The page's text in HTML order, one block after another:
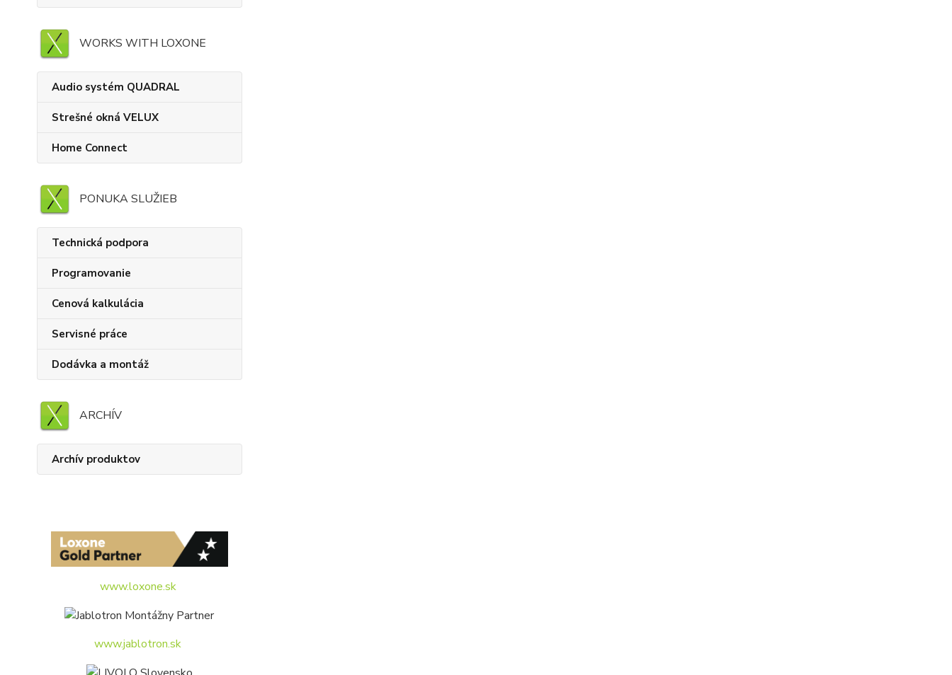
WORKS WITH LOXONE
Audio systém QUADRAL
Strešné okná VELUX
Home Connect
PONUKA SLUŽIEB
Technická podpora
Programovanie
Cenová kalkulácia
Servisné práce
Dodávka a montáž
ARCHÍV
Archív produktov
www.loxone.sk
www.jablotron.sk